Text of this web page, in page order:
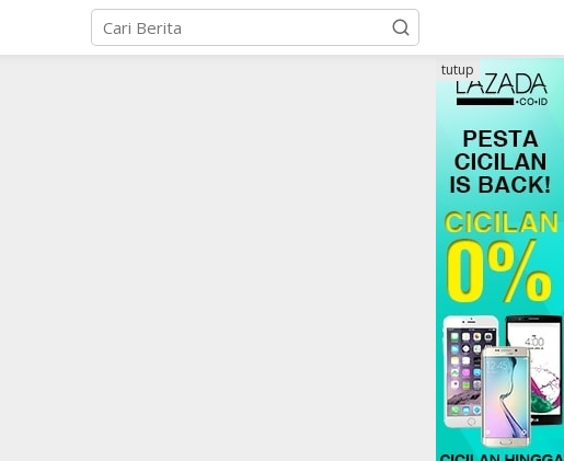
tutup